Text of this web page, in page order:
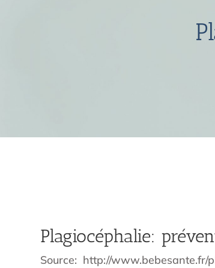
Plagiocéphalie:
Source: http://